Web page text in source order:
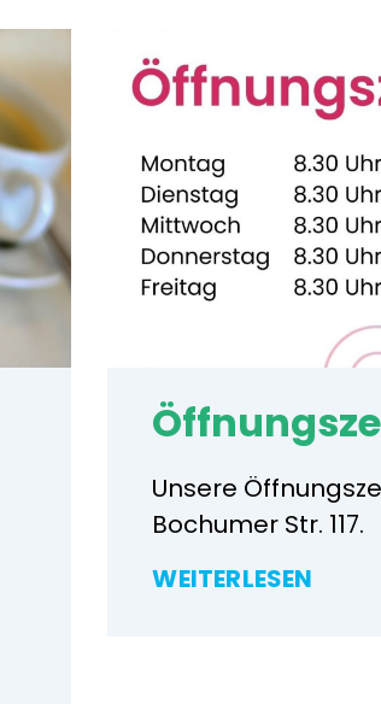
Unsere
Bochumer Str. 117.
WEITERLESEN